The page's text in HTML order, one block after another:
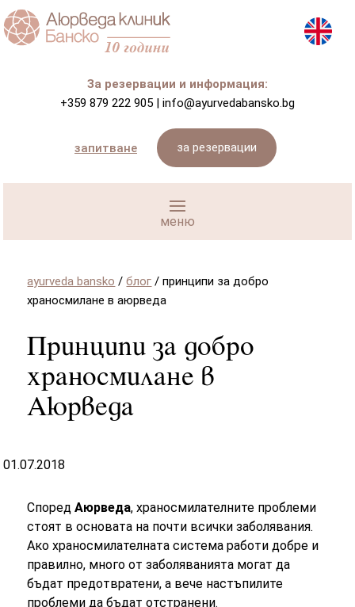
За резервации и информация:
+359 879 222 905 | info@ayurvedabansko.bg
запитване за резервации
ayurveda bansko /блог /принципи за добро
храносмилане в аюрведа
Принципи за добро
храносмилане в
Аюрведа
01.07.2018
СпоредАюрведа, храносмилателните проблеми
стоят в основата на почти всички заболявания.
Ако храносмилателната система работи добре и
правилно, много от заболяванията могат да
бъдат предотвратени, а вече настъпилите
проблеми да бъдат отстранени.